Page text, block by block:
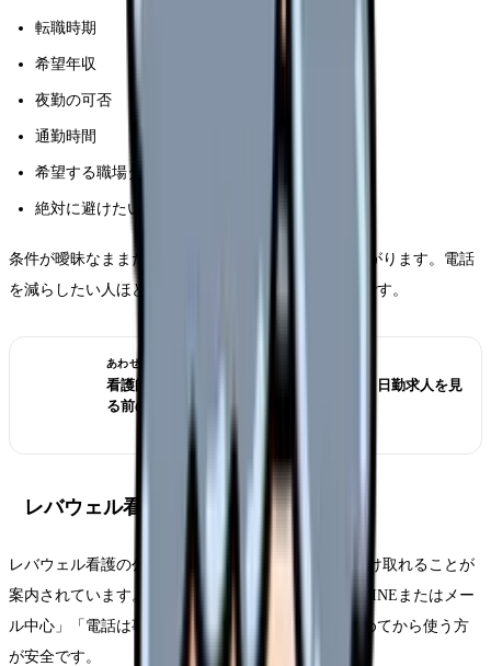
転職時期
希望年収
夜勤の可否
通勤時間
希望する職場タイプ
絶対に避けたい条件
条件が曖昧なままだと、LINE中心でも求人提案が広がります。電話
を減らしたい人ほど、最初に条件を絞ることが重要です。
あわせて読みたい
看護師が夜勤なしにすると給料は下がる？日勤求人を見
る前の収入チェック
レバウェル看護を使う場合
レバウェル看護の公式ページでは、LINEで求人を受け取れることが
案内されています。電話が苦手な人は、登録前に「LINEまたはメー
ル中心」「電話は事前調整」「今は情報収集」と決めてから使う方
が安全です。